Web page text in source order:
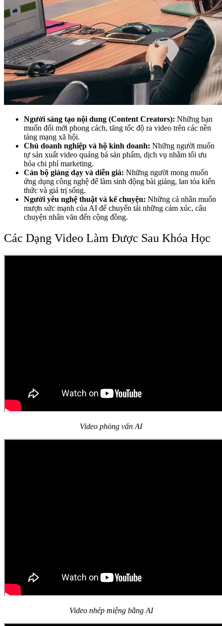
Người sáng tạo nội dung (Content Creators): Những bạn
muốn đổi mới phong cách, tăng tốc độ ra video trên các nền
tảng mạng xã hội.
Chủ doanh nghiệp và hộ kinh doanh: Những người muốn
tự sản xuất video quảng bá sản phẩm, dịch vụ nhằm tối ưu
hóa chi phí marketing.
Cán bộ giảng dạy và diễn giả: Những người mong muốn
ứng dụng công nghệ để làm sinh động bài giảng, lan tỏa kiến
thức và giá trị sống.
Người yêu nghệ thuật và kể chuyện: Những cá nhân muốn
mượn sức mạnh của AI để chuyển tải những cảm xúc, câu
chuyện nhân văn đến cộng đồng.
Các Dạng Video Làm Được Sau Khóa Học
Video phỏng vấn AI
Video nhép miệng bằng AI